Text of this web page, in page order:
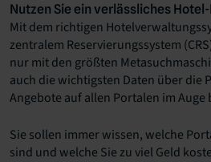
Nutzen Sie ein verlässliches Hotel-
Mit dem richtigen
zentralem Reservierungssystem
nur mit den größten
auch die wichtigsten Daten über die
Angebote auf allen Portalen im Auge
Sie sollen immer wissen, welche
sind und welche Sie zu viel Geld